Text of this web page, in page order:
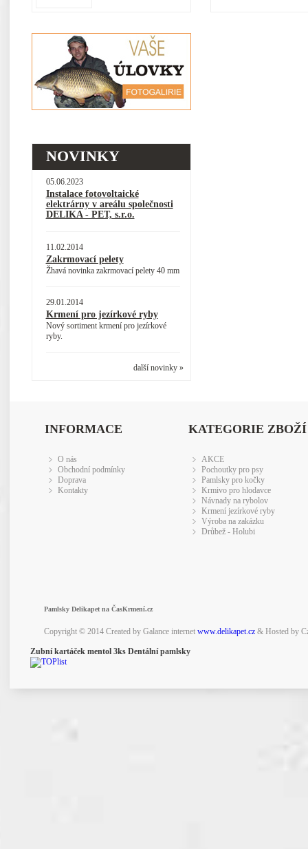
NOVINKY
05.06.2023
Instalace fotovoltaické
elektrárny v areálu společnosti
DELIKA - PET, s.r.o.
11.02.2014
Zakrmovací pelety
Žhavá novinka zakrmovací pelety 40 mm
29.01.2014
Krmení pro jezírkové ryby
Nový sortiment krmení pro jezírkové
ryby.
další novinky »
INFORMACE
O nás
Obchodní podmínky
Doprava
Kontakty
KATEGORIE ZBOŽÍ
AKCE
Pochoutky pro psy
Pamlsky pro kočky
Krmivo pro hlodavce
Návnady na rybolov
Krmení jezírkové ryby
Výroba na zakázku
Drůbež - Holubi
Pamlsky Delikapet na ČasKrmení.cz
Copyright © 2014 Created by Galance internet www.delikapet.cz& Hosted by
Zubní kartáček mentol 3ks Dentální pamlsky